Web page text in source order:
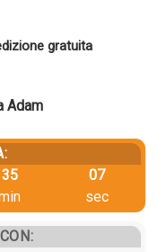
gratuita
Adam
35
07
sec